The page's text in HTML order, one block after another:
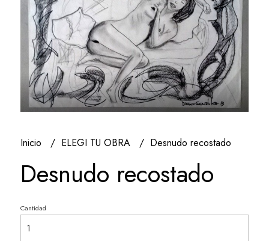
Inicio ELEGI TU OBRA Desnudo recostado
Desnudo recostado
Cantidad